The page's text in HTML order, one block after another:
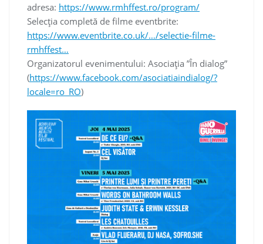
adresa: https://www.rmhffest.ro/program/
Selecția completă de filme eventbrite:
https://www.eventbrite.co.uk/…/selectie-filme-
rmhffest…
Organizatorul evenimentului: Asociația ”În dialog”
(https://www.facebook.com/asociatiaindialog/?
locale=ro_RO)